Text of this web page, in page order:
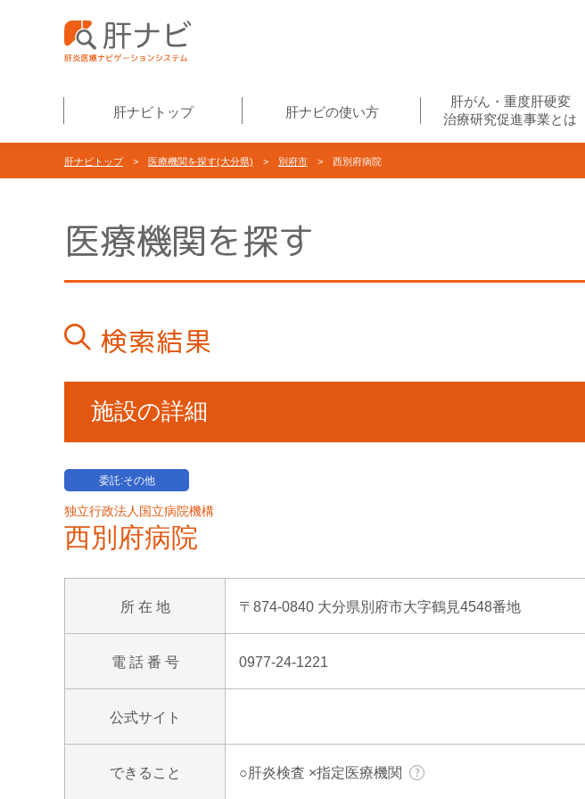
肝ナビトップ 肝ナビの使い方
肝がん・重度肝硬変
治療研究促進事業とは
肝ナビトップ> 医療機関を探す(大分県) > 別府市 > 西別府病院
医療機関を探す
検索結果
施設の詳細
委託:その他
独立行政法人国立病院機構
西別府病院
所 在 地 〒874-0840 大分県別府市大字鶴見4548番地
電 話 番 号 0977-24-1221
公式サイト
できること ○肝炎検査 ×指定医療機関